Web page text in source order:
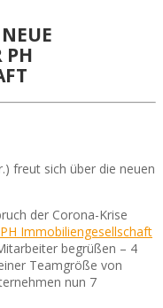
PH
freut sich über die neuen
der Corona-Krise
PH Immobiliengesellschaft
begrüßen – 4
Teamgröße von
nun 7